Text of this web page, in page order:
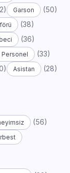
Garson (50)
(38)
(36)
Personel (33)
Asistan (28)
(56)